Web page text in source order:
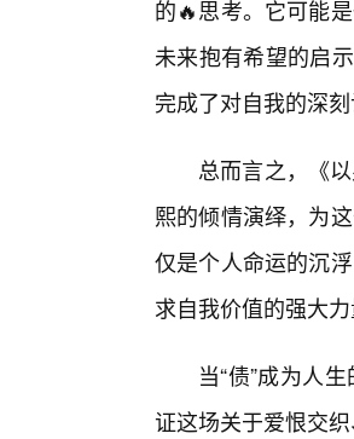
的🔥思考。它可能
未来抱有希望的启
完成了对自我的深刻
总而言之，《
熙的倾情演绎，为
仅是个人命运的沉
求自我价值的强大力
当“债”成为人
证这场关于爱恨交